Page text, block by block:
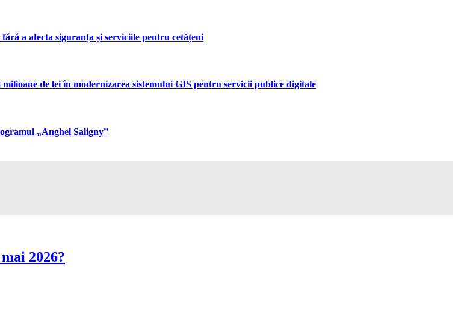
a afecta siguranța și serviciile pentru cetățeni
de lei în modernizarea sistemului GIS pentru servicii publice digitale
„Anghel Saligny”
2026?